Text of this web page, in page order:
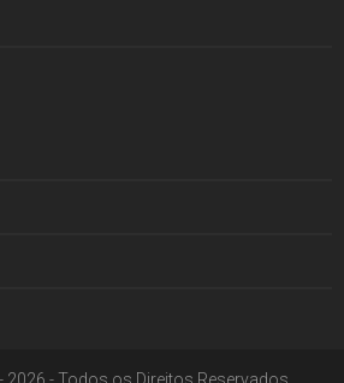
- Todos os Direitos Reservados.